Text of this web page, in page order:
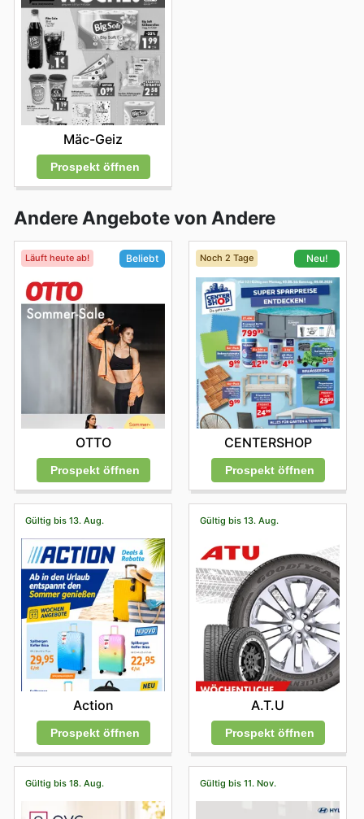
Mäc-Geiz
Prospekt öffnen
Andere Angebote von Andere
Läuft heute ab! Beliebt
OTTO
Prospekt öffnen
Noch 2 Tage Neu!
CENTERSHOP
Prospekt öffnen
Gültig bis 13. Aug.
Action
Prospekt öffnen
Gültig bis 13. Aug.
A.T.U
Prospekt öffnen
Gültig bis 18. Aug. Gültig bis 11. Nov.